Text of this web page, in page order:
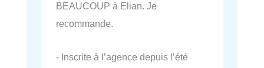
BEAUCOUP à Elian. Je
recommande.
- Inscrite à l’agence depuis l’été